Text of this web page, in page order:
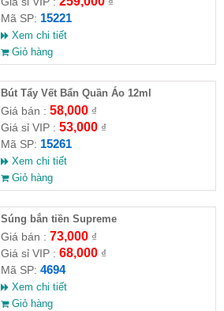
Mã SP: 15221
Xem chi tiết
Giỏ hàng
Bút Tẩy Vết Bẩn Quần Áo 12ml
Giá bán : 58,000₫
Giá sỉ VIP : 53,000₫
Mã SP: 15261
Xem chi tiết
Giỏ hàng
Súng bắn tiền Supreme
Giá bán : 73,000₫
Giá sỉ VIP : 68,000₫
Mã SP: 4694
Xem chi tiết
Giỏ hàng